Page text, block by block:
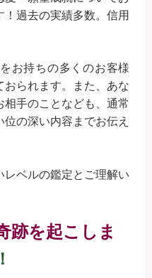
過去の実績多数。信用
お持ちの多くのお客様
おられます。また、あな
手のことなども、通常
の深い内容までお伝え
ベルの鑑定とご理解い
跡を起こしま
！